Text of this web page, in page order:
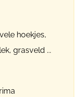
hoekjes,
grasveld ...